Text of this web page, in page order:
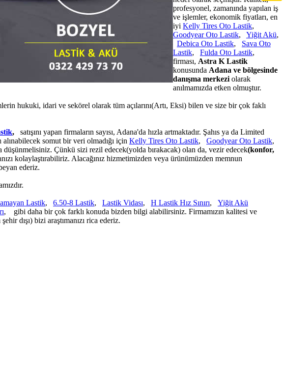
profesyonel, zamanında yapılan iş
ve işlemler, ekonomik fiyatları, en
iyi Kelly Tires Oto Lastik,
Goodyear Oto Lastik, Yiğit Akü,
Debica Oto Lastik, Sava Oto
Lastik, Fulda Oto Lastik,
firması, Astra K Lastik
konusunda Adana ve bölgesinde
danışma merkezi olarak
anılmamızda etken olmuştur.
hukuki, idari ve sekörel olarak tüm açılarını(Artı, Eksi) bilen ve size bir çok faklı
, satışını yapan firmaların sayısı, Adana'da hızla artmaktadır. Şahıs ya da Limited
somut bir veri olmadığı için Kelly Tires Oto Lastik, Goodyear Oto Lastik,
düşünmelisiniz. Çünkü sizi rezil edecek(yolda bırakacak) olan da, vezir edecek(konfor,
kolaylaştırabiliriz. Alacağınız hizmetimizden veya ürünümüzden memnun
ederiz.
Lastik, 6.50-8 Lastik, Lastik Vidası, H Lastik Hız Sınırı, Yiğit Akü
, gibi daha bir çok farklı konuda bizden bilgi alabilirsiniz. Firmamızın kalitesi ve
dışı) bizi araştımanızı rica ederiz.